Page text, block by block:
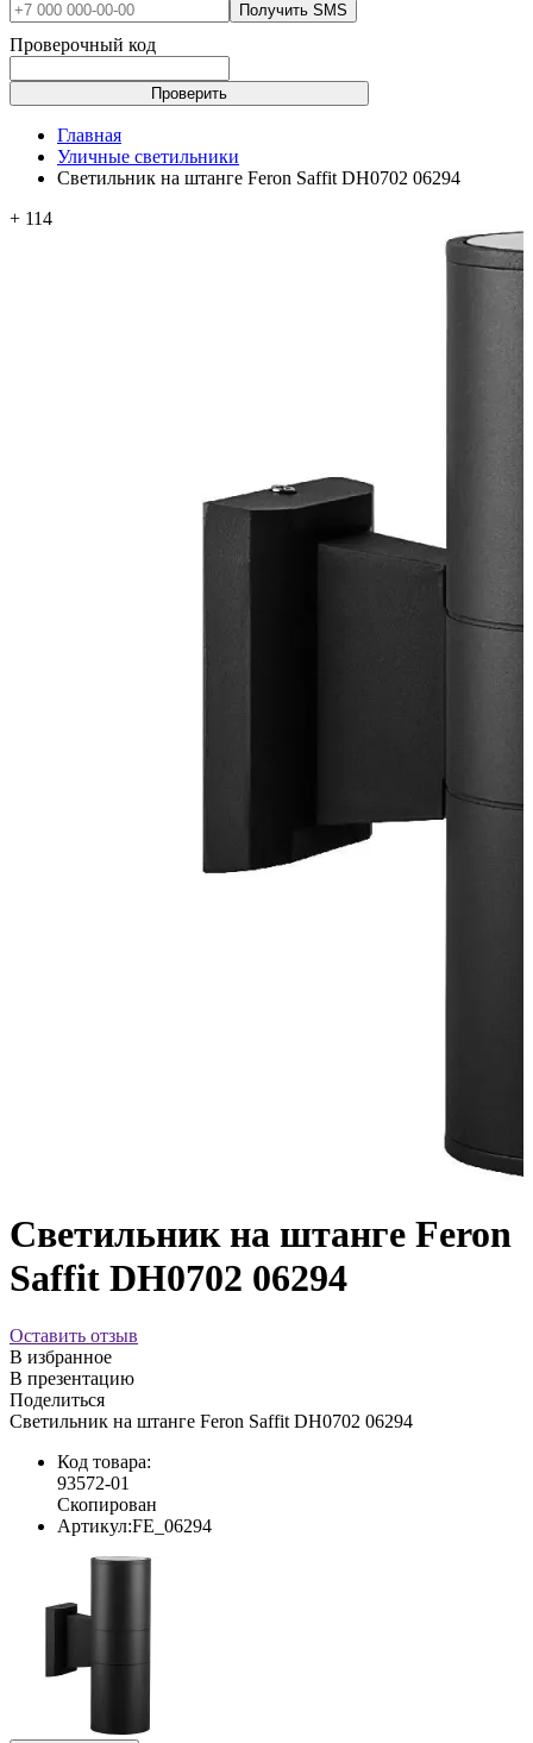
Получить SMS
Проверочный код
Проверить
Главная
Уличные светильники
Светильник на штанге Feron Saffit DH0702 06294
+ 114
Светильник на штанге Feron
Saffit DH0702 06294
Оставить отзыв
В избранное
В презентацию
Поделиться
Светильник на штанге Feron Saffit DH0702 06294
Код товара:
93572-01
Скопирован
Артикул:FE_06294